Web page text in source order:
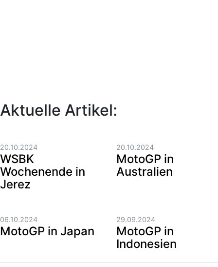
Aktuelle Artikel:
20.10.2024
WSBK
Wochenende in
Jerez
20.10.2024
MotoGP in
Australien
06.10.2024
MotoGP in Japan
29.09.2024
MotoGP in
Indonesien